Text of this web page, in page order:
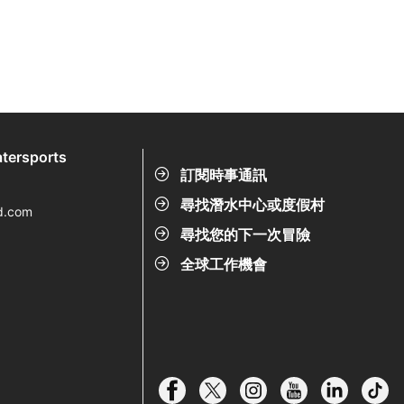
訂閱時事通訊
尋找潛水中心或度假村
尋找您的下一次冒險
全球工作機會